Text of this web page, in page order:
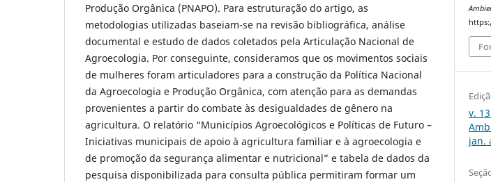
Produção Orgânica (PNAPO). Para estruturação do artigo, as
metodologias utilizadas baseiam-se na revisão bibliográfica, análise
documental e estudo de dados coletados pela Articulação Nacional de
Agroecologia. Por conseguinte, consideramos que os movimentos sociais
de mulheres foram articuladores para a construção da Política Nacional
da Agroecologia e Produção Orgânica, com atenção para as demandas
provenientes a partir do combate às desigualdades de gênero na
agricultura. O relatório “Municípios Agroecológicos e Políticas de Futuro –
Iniciativas municipais de apoio à agricultura familiar e à agroecologia e
de promoção da segurança alimentar e nutricional” e tabela de dados da
pesquisa disponibilizada para consulta pública permitiram formar um
v.
jan.